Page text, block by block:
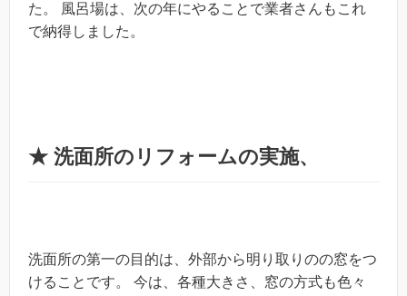
た。 風呂場は、次の年にやることで業者さんもこれ
で納得しました。
★ 洗面所のリフォームの実施、
洗面所の第一の目的は、外部から明り取りのの窓をつ
けることです。 今は、各種大きさ、窓の方式も色々